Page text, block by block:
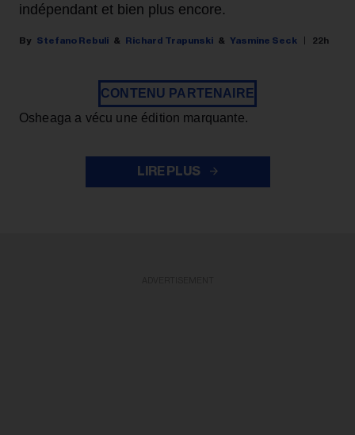
indépendant et bien plus encore.
Stefano Rebuli Richard Trapunski Yasmine Seck 22h
CONTENU PARTENAIRE
Osheaga a vécu une édition marquante.
LIRE PLUS